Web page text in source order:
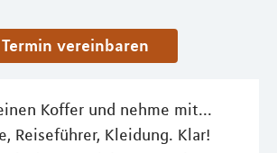
Termin vereinbaren
Koffer und nehme mit...
Reiseführer, Kleidung. Klar!